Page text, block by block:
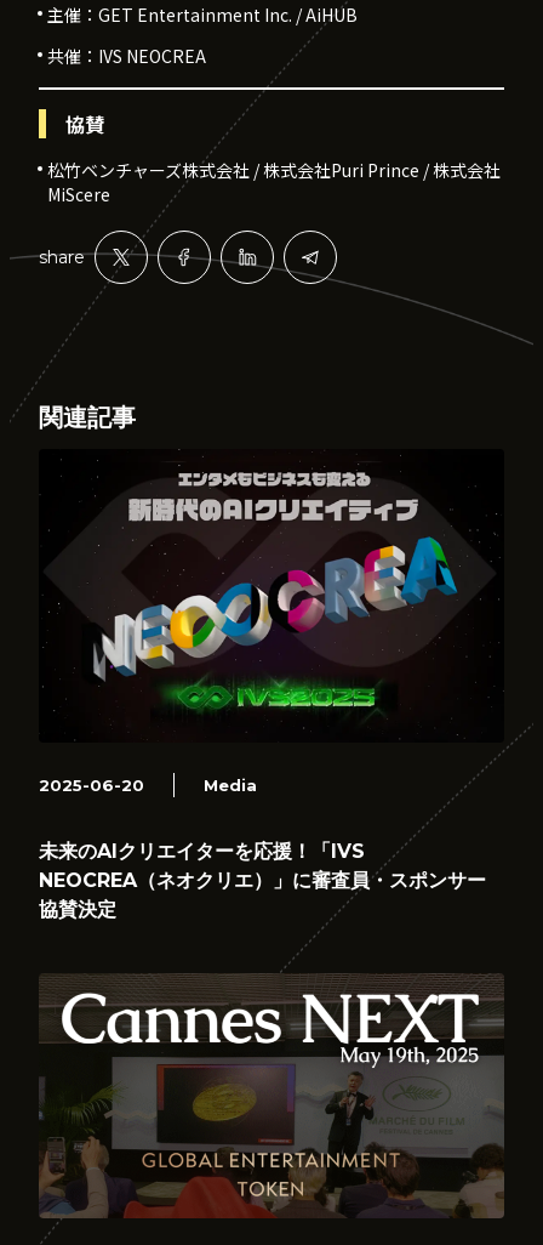
主催：GET Entertainment Inc. / AiHUB
共催：IVS NEOCREA
協賛
松竹ベンチャーズ株式会社 / 株式会社Puri Prince / 株式会社
MiScere
share
関連記事
2025-06-20 Media
未来のAIクリエイターを応援！「IVS
NEOCREA（ネオクリエ）」に審査員・スポンサー
協賛決定